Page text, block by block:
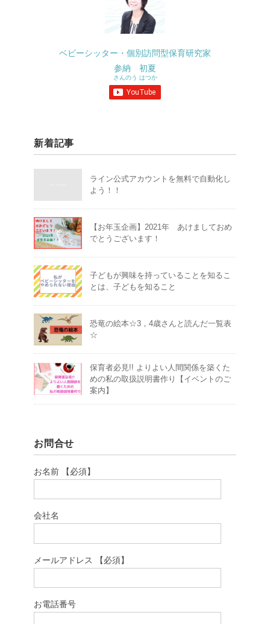
ベビーシッター・個別訪問型保育研究家
参納 初夏
さんのう はつか
新着記事
ライン公式アカウントを無料で自動化し
よう！！
【お年玉企画】2021年 あけましておめ
でとうございます！
子どもが興味を持っていることを知るこ
とは、子どもを知ること
恐竜の絵本☆3，4歳さんと読んだ一覧表
☆
保育者必見!! よりよい人間関係を築くた
めの私の取扱説明書作り【イベントのご
案内】
お問合せ
お名前 【必須】
会社名
メールアドレス 【必須】
お電話番号